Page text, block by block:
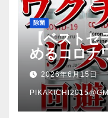
除菌
【ベスト
めるコロナ
法【本要約
2026年6月15日